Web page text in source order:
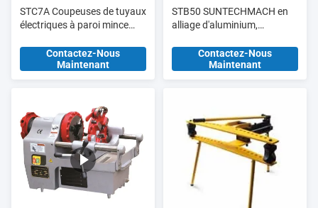
STC7A Coupeuses de tuyaux
électriques à paroi mince
SCH5 SCH5S
Contactez-Nous
Maintenant
STB50 SUNTECHMACH en
alliage d'aluminium,
hydrauliques manuel 1/2′′-2′′
Contactez-Nous
Maintenant